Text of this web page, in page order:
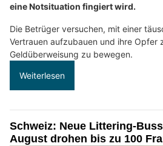
eine Notsituation fingiert wird.
Die Betrüger versuchen, mit einer
Vertrauen aufzubauen und ihre Opfer
Geldüberweisung zu bewegen.
Weiterlesen
Schweiz: Neue Littering-
August drohen bis zu 100